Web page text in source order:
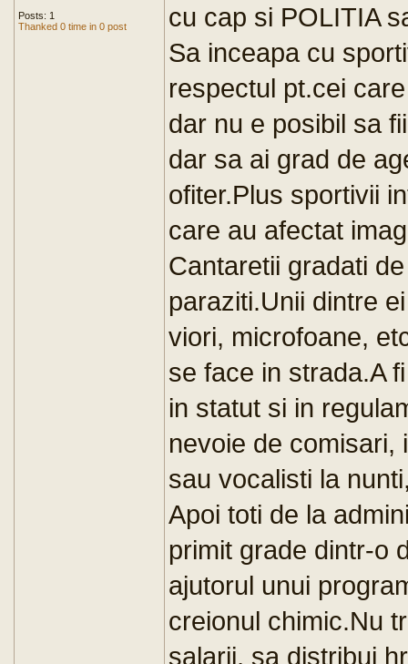
Posts: 1
Thanked 0 time in 0 post
cu cap si POLITIA
Sa inceapa cu
respectul pt.cei
dar nu e posibil sa
dar sa ai grad de
ofiter.Plus sportivii
care au afectat
Cantaretii gradati
paraziti.Unii dintre
viori, microfoane,
se face in strada.A
in statut si in
nevoie de comisari,
sau vocalisti la
Apoi toti de la
primit grade dintr-o
ajutorul unui
creionul chimic.Nu
salarii, sa distribui